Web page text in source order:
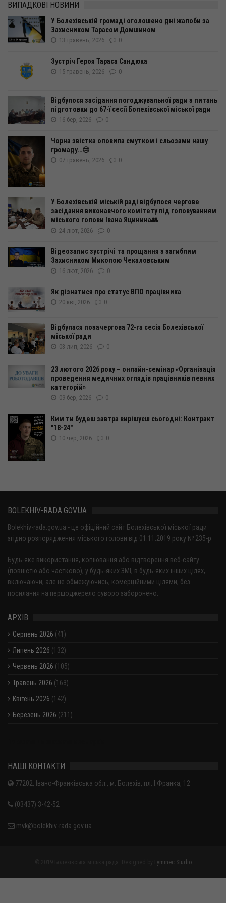
ВИПАДКОВІ НОВИНИ
У Болехівській громаді оголошено дні жалоби за
Захисником Тарасом Домшином
13 травень, 2026 0
Зустріч Героя Тараса Сандюка
15 травень, 2026 0
Відбулося засідання погоджувальної ради з питань
підготовки до 67-ї сесії Болехівської міської ради
16 бер, 2026 0
Чорна звістка оповила смутком і сльозами нашу
громаду…😢
07 травень, 2026 0
У Болехівській міській раді відбулося чергове
засідання виконавчого комітету під головуванням
міського голови Івана Яцинина👥
24 лют, 2026 0
Відеозапис зустрічі та прощання з загиблим
Захисником Миколою Чекаловським
16 лют, 2026 0
Як дізнатися про статус ВПО працівника
20 кві, 2026 0
Відбулася позачергова 72-га сесія Болехівської
міської ради
03 лип, 2026 0
23 лютого 2026 року – онлайн-семінар «Організація
проведення медичних оглядів працівників певних
категорій»
09 бер, 2026 0
Ким ти будеш завтра вирішуєш сьогодні: Контракт
"18-24"
10 чер, 2026 0
BOLEKHIV-RADA.GOV.UA
Bolekhiv-rada.gov.ua - це офіційний сайт Болехівської міської ради
згідно розпорядження міського голови від 01.11.2019 року № 235-р
Будь-яке використання, копіювання або відтворення веб-сайту
(повністю або частково), у будь-яких ЗМІ, в будь-яких інших цілях,
включаючи, але не обмежуючись, комерційними цілями, без
посилання на першоджерело суворо заборонено.
АРХІВ
Серпень 2026 (41)
Липень 2026 (132)
Червень 2026 (105)
Травень 2026 (163)
Квітень 2026 (142)
Березень 2026 (211)
НАШІ КОНТАКТИ
77202, Івано-Франківська обл., м. Болехів, пл. І.Франка, 12
(03437) 3-42-52
mvk@bolekhiv-rada.gov.ua
Lyminec Studio